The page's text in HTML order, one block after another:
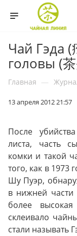
Чай Гэда
головы (
Главная —
13 апреля 2012 21:57
После
листа, часть
комки и такой
того, как в 1973
Шу Пуэр,
в нижней
более
склеивало
стали называть